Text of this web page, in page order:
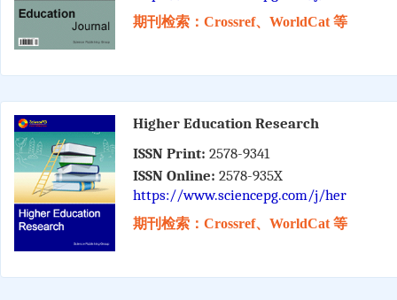
期刊检索：Crossref、WorldCat 等
Higher Education Research
ISSN Print: 2578-9341
ISSN Online: 2578-935X
https://www.sciencepg.com/j/her
期刊检索：Crossref、WorldCat 等